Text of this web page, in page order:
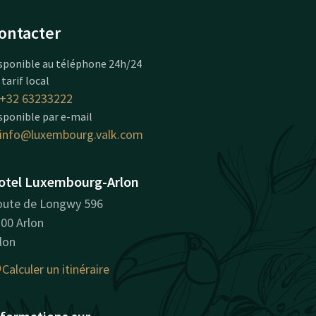
au téléphone 24h/24
tarif local
63233222
par e-mail
Luxembourg-Arlon
de Longwy 596
Arlon
Calculer un itinéraire